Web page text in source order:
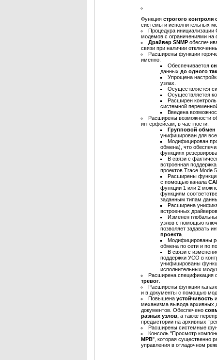
Функция строгого
системы и исполнительных
Процедура инициализации
модемов с ограничениями
Драйвер SNMP
связи при наличии
Расширены функции
именно:
Обеспечивается
данных до одного
Упрощена
узлах.
Осуществляется
Осуществляется
Расширен
системной
Введена
Расширены возможности
интерфейсам, в частности:
Групповой обмен
унифицирован для
Модифицирован
обмена), что
функциях
В связи с
встроенная
проектов Trace Mode
Расширены
с помощью канала
функции 1 или 2
функциям
заданным типам
Расширена
встроенных
Изменен
узлов с помощью
позволяет задавать
проекта
Модифицированы
обмена по сети и по
В связи с
поддержки УСО в
унифицированы
исполнительных
Расширена спецификация
тревог
Расширены функции
и в документы с помощью
Повышена устойчивость
механизма вывода архивных
документов. Обеспечено
разных узлов, а также
предыстории на архивных
Расширены системные
Консоль "Просмотр
МРВ", которая существенно
управления в отладочном